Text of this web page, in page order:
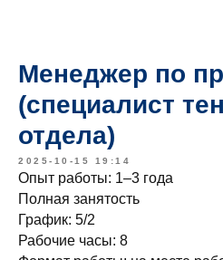
Менеджер по
(специалист
отдела)
2025-10-15 19:14
Опыт работы: 1–3 года
Полная занятость
График: 5/2
Рабочие часы: 8